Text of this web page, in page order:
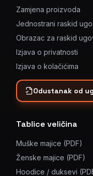
Zamjena proizvoda
Jednostrani raskid
Obrazac za raskid
Izjava o privatnosti
Izjava o kolačićima
Odustanak od
Tablice veličina
Muške majice (PDF)
Ženske majice (PDF)
Hoodice / duksevi